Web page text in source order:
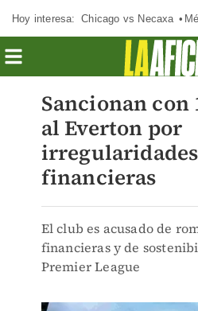
Hoy interesa: Chicago vs Necaxa
Sancionan con
al Everton por
irregularidades
financieras
El club es acusado de
financieras y de
Premier League